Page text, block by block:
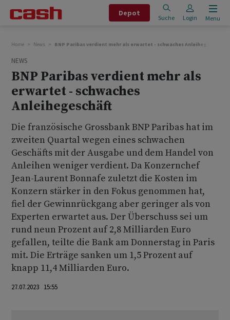
Depot
Suche Login Menu
Home News BNP Paribas verdient mehr als erwartet - schwaches Anleihegeschäft
NEWS
BNP Paribas verdient mehr als
erwartet - schwaches
Anleihegeschäft
Die französische Grossbank BNP Paribas hat im
zweiten Quartal wegen eines schwachen
Geschäfts mit der Ausgabe und dem Handel von
Anleihen weniger verdient. Da Konzernchef
Jean-Laurent Bonnafe zuletzt die Kosten im
Konzern stärker in den Fokus genommen hat,
fiel der Gewinnrückgang aber geringer als von
Experten erwartet aus. Der Überschuss sei um
rund neun Prozent auf 2,8 Milliarden Euro
gefallen, teilte die Bank am Donnerstag in Paris
mit. Die Erträge sanken um 1,5 Prozent auf
knapp 11,4 Milliarden Euro.
27.07.2023 15:55